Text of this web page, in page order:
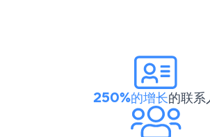
250%的增长的联系